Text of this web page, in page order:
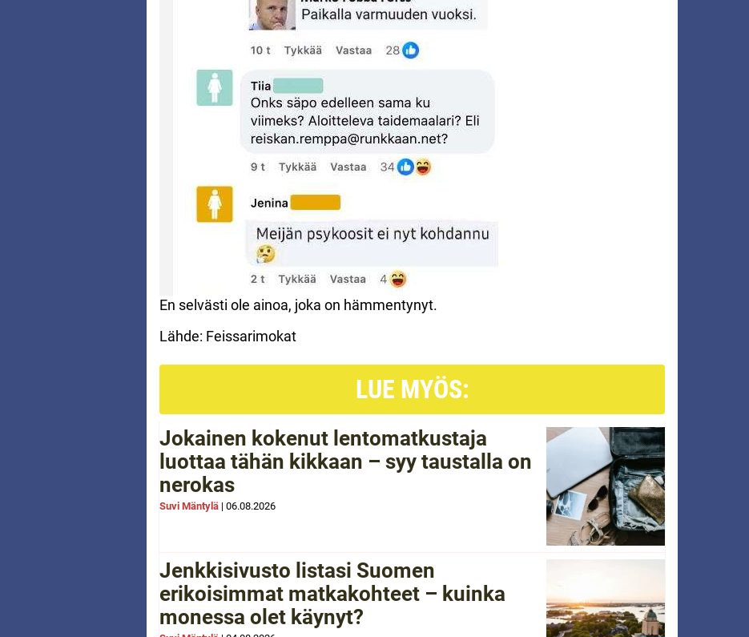
En selvästi ole ainoa, joka on hämmentynyt.
Lähde: Feissarimokat
LUE MYÖS:
Jokainen kokenut lentomatkustaja
luottaa tähän kikkaan – syy taustalla on
nerokas
Suvi Mäntylä | 06.08.2026
Jenkkisivusto listasi Suomen
erikoisimmat matkakohteet – kuinka
monessa olet käynyt?